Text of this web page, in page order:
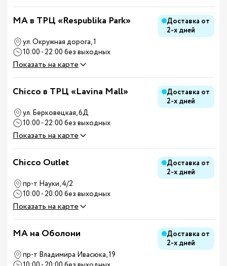
MA в ТРЦ «Respublika Park»
Доставка от
2-х дней
ул. Окружная дорога, 1
10:00 - 22:00 без выходных
Показать на карте
Chicco в ТРЦ «Lavina Mall»
Доставка от
2-х дней
ул. Берковецкая, 6Д
10:00 - 22:00 без выходных
Показать на карте
Chicco Outlet
Доставка от
2-х дней
пр-т Науки, 4/2
10:00 - 20:00 без выходных
Показать на карте
MA на Оболони
Доставка от
2-х дней
пр-т Владимира Ивасюка, 19